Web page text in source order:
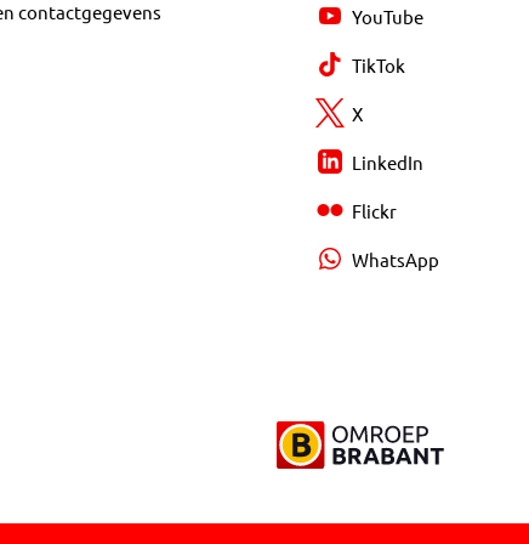
contactgegevens YouTube
TikTok
X
LinkedIn
Flickr
WhatsApp